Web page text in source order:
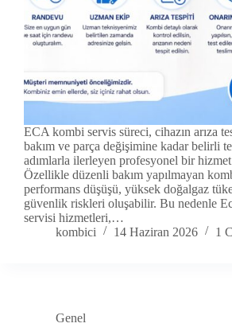
ECA kombi servis süreci, cihazın arıza
bakım ve parça değişimine kadar belirli
adımlarla ilerleyen profesyonel bir
Özellikle düzenli bakım yapılmayan
performans düşüşü, yüksek doğalgaz
güvenlik riskleri oluşabilir. Bu nedenle
servisi hizmetleri,…
kombici
14 Haziran 2026 1
Genel